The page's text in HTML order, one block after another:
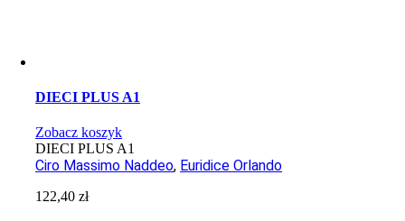
DIECI PLUS A1
Zobacz koszyk
DIECI PLUS A1
Ciro Massimo Naddeo, Euridice Orlando
122,40zł